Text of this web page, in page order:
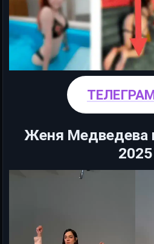
Женя Медведева
2025